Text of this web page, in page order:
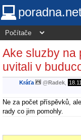
Ake sluzby na
uvitali v
Kráťa @Radek
Ne za počet příspěvků,
rady co jim pomohly.